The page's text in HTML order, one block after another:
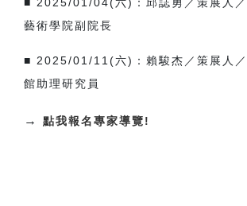
■ 2025/01/04(六)：邱誌勇／策展人
藝術學院副院長
■ 2025/01/11(六)：賴駿杰／策展人
館助理研究員
→ 點我報名專家導覽!